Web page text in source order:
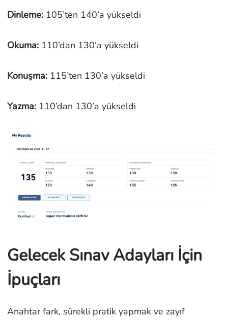
Dinleme: 105’ten 140’a yükseldi
Okuma: 110’dan 130’a yükseldi
Konuşma: 115’ten 130’a yükseldi
Yazma: 110’dan 130’a yükseldi
Gelecek Sınav Adayları İçin
İpuçları
Anahtar fark, sürekli pratik yapmak ve zayıf